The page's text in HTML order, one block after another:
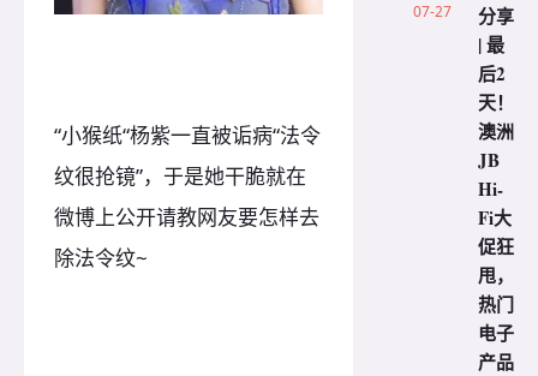
“小猴纸“杨紫一直被诟病“法令
纹很抢镜”，于是她干脆就在
微博上公开请教网友要怎样去
除法令纹~
07-27
分享
| 最
后2
天！
澳洲
JB
Hi-
Fi大
促狂
甩，
热门
电子
产品